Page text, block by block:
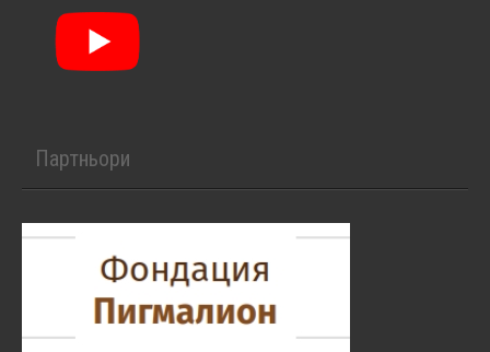
Партньори